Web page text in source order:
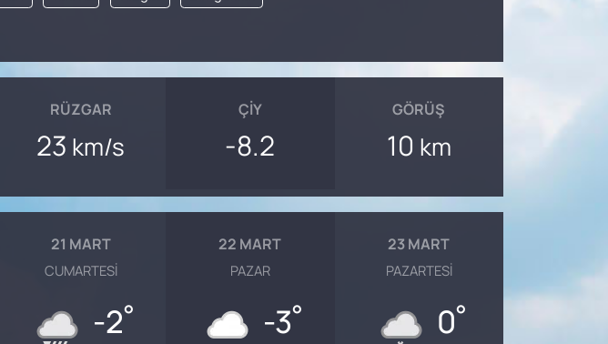
RÜZGAR
23 km/s
ÇIY
-8.2
GÖRÜŞ
10 km
21 MART
CUMARTESI
-2°
22 MART
PAZAR
-3°
23 MART
PAZARTESI
0°